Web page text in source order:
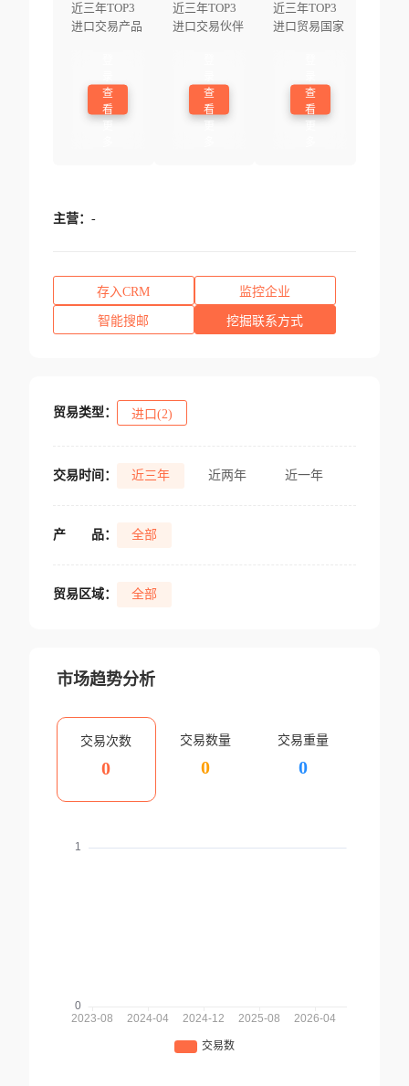
近三年TOP3
进口交易产品
查
看
近三年TOP3
进口交易伙伴
查
看
近三年TOP3
进口贸易国家
查
看
主营： -
存入CRM 监控企业
智能搜邮 挖掘联系方式
贸易类型： 进口(2)
交易时间： 近三年 近两年 近一年
产 品： 全部
贸易区域： 全部
市场趋势分析
交易次数
0
交易数量
0
交易重量
0